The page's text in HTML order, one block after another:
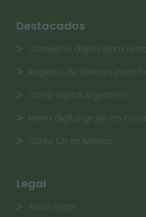
Destacados
Cartelería digital para
Registro de clientes para
Carta digital Argentina
Menú digital gratis en
Carta QR en México
Legal
Aviso legal